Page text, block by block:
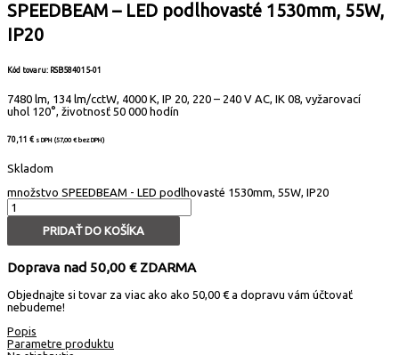
SPEEDBEAM – LED podlhovasté 1530mm, 55W,
IP20
Kód tovaru: RSB584015-01
7480 lm, 134 lm/cctW, 4000 K, IP 20, 220 – 240 V AC, IK 08, vyžarovací
uhol 120°, životnosť 50 000 hodín
70,11 € s DPH (57,00€ bez DPH)
Skladom
množstvo SPEEDBEAM - LED podlhovasté 1530mm, 55W, IP20
PRIDAŤ DO KOŠÍKA
Doprava nad 50,00 € ZDARMA
Objednajte si tovar za viac ako ako 50,00 € a dopravu vám účtovať
nebudeme!
Popis
Parametre produktu